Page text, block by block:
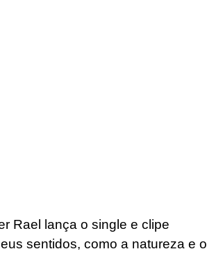
Rael lança o single e clipe
sentidos, como a natureza e o